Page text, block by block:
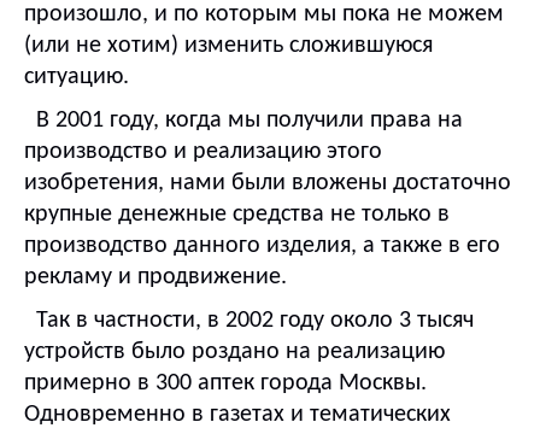
произошло, и по которым мы пока не можем
(или не хотим) изменить сложившуюся
ситуацию.
В 2001 году, когда мы получили права на
производство и реализацию этого
изобретения, нами были вложены достаточно
крупные денежные средства не только в
производство данного изделия, а также в его
рекламу и продвижение.
Так в частности, в 2002 году около 3 тысяч
устройств было роздано на реализацию
примерно в 300 аптек города Москвы.
Одновременно в газетах и тематических